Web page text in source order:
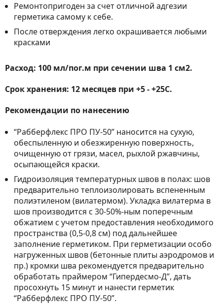
Ремонтопригоден за счет отличной адгезии
герметика самому к себе.
После отверждения легко окрашивается любыми
красками
Расход: 100 мл/пог.м при сечении шва 1 см2.
Срок хранения: 12 месяцев при +5 - +25С.
Рекомендации по нанесению
“Рабберфлекс ПРО ПУ-50” наносится на сухую,
обеспыленную и обезжиренную поверхность,
очищенную от грязи, масел, рыхлой ржавчины,
осыпающейся краски.
Гидроизоляция температурных швов в полах: шов
предварительно теплоизолировать вспененным
полиэтиленом (вилатермом). Укладка вилатерма в
шов производится c 30-50%-ным поперечным
обжатием с учетом предоставления необходимого
пространства (0,5-0,8 см) под дальнейшее
заполнение герметиком. При герметизации особо
нагруженных швов (бетонные плиты аэродромов и
пр.) кромки шва рекомендуется предварительно
обработать праймером “Гипердесмо-Д”, дать
просохнуть 15 минут и нанести герметик
“Рабберфлекс ПРО ПУ-50”.